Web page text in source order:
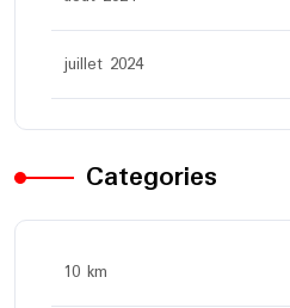
juillet 2024
Categories
10 km